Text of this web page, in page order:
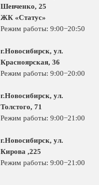
Шевченко, 25
ЖК «Статус»
Режим работы: 9:00−20:50
г.Новосибирск, ул.
Красноярская, 36
Режим работы: 9:00−20:00
г.Новосибирск, ул.
Толстого, 71
Режим работы: 9:00−21:00
г.Новосибирск, ул.
Кирова ,225
Режим работы: 9:00−21:00